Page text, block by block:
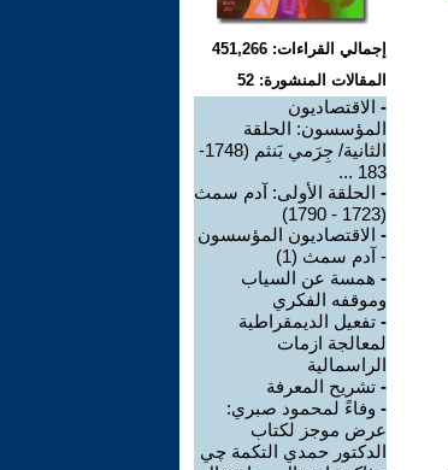
إجمالي القراءات: 451,266
المقالات المنشورة: 52
- الاقتصاديون
المؤسسون: الحلقة
الثانية/ جِرَمي بَنثم (1748-
183 ...
- الحلقة الأولى: آدم سمث
(1723 - 1790)
- الاقتصاديون المؤسسون
- آدم سمث (1)
- همسة عن السياب
وموقفه الفكري
- تفعيل الديمقراطية
لمعالجة ازمات
الراسمالية
- تشريح المعرفة
- وفاءً لمحمود صبري:
عرض موجز لكتاب
الدكتور حمدي التكمة چي